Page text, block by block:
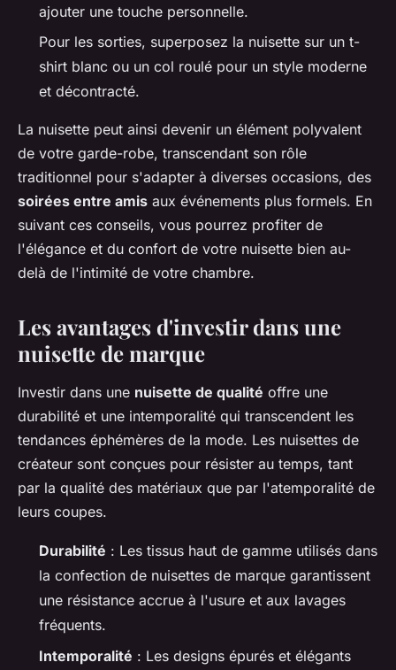
ajouter une touche personnelle.
Pour les sorties, superposez la nuisette sur un t-
shirt blanc ou un col roulé pour un style moderne
et décontracté.
La nuisette peut ainsi devenir un élément polyvalent
de votre garde-robe, transcendant son rôle
traditionnel pour s'adapter à diverses occasions, des
soirées entre amis aux événements plus formels. En
suivant ces conseils, vous pourrez profiter de
l'élégance et du confort de votre nuisette bien au-
delà de l'intimité de votre chambre.
Les avantages d'investir dans une
nuisette de marque
Investir dans une nuisette de qualité offre une
durabilité et une intemporalité qui transcendent les
tendances éphémères de la mode. Les nuisettes de
créateur sont conçues pour résister au temps, tant
par la qualité des matériaux que par l'atemporalité de
leurs coupes.
Durabilité : Les tissus haut de gamme utilisés dans
la confection de nuisettes de marque garantissent
une résistance accrue à l'usure et aux lavages
fréquents.
Intemporalité : Les designs épurés et élégants